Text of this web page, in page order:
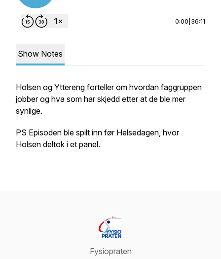
0:00 36:11
Show Notes
Holsen og Yttereng forteller om hvordan faggruppen
jobber og hva som har skjedd etter at de ble mer
synlige.
PS Episoden ble spilt inn før Helsedagen, hvor
Holsen deltok i et panel.
Fysiopraten